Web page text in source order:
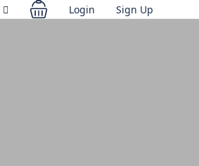
Login Sign Up